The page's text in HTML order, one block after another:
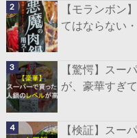
【モランボン
てはならない
【驚愕】スー
が、豪華すぎて
【検証】スー